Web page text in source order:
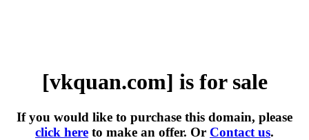
[vkquan.com] is for sale
If you would like to purchase this domain, please
click here to make an offer. Or Contact us.